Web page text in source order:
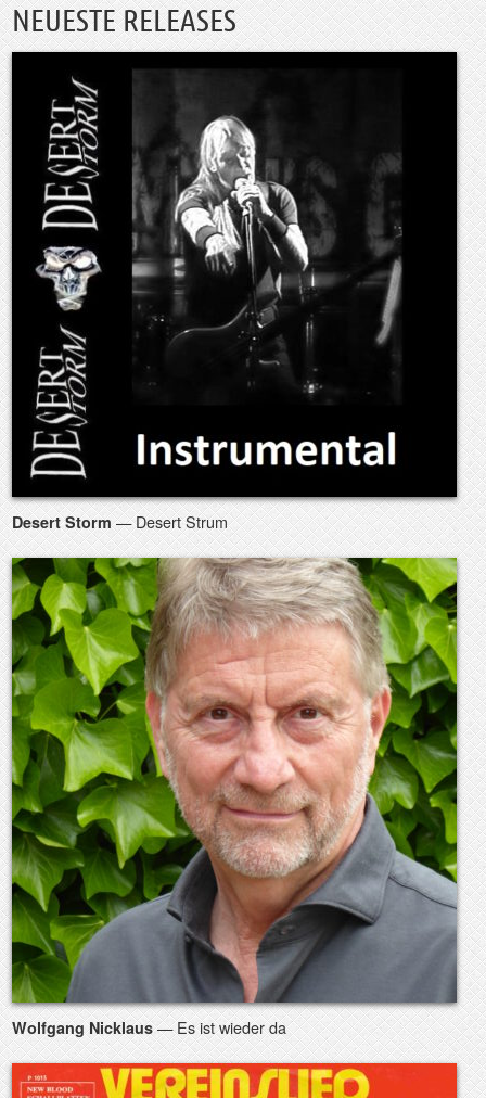
NEUESTE RELEASES
Desert Storm— Desert Strum
Wolfgang Nicklaus— Es ist wieder da